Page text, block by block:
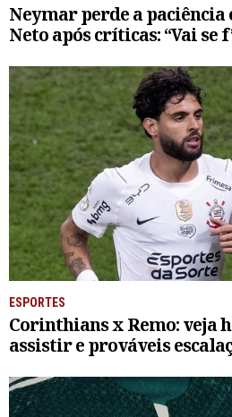
Neymar perde a paciência
Neto após críticas: “Vai se
ESPORTES
Corinthians x Remo: veja
assistir e prováveis